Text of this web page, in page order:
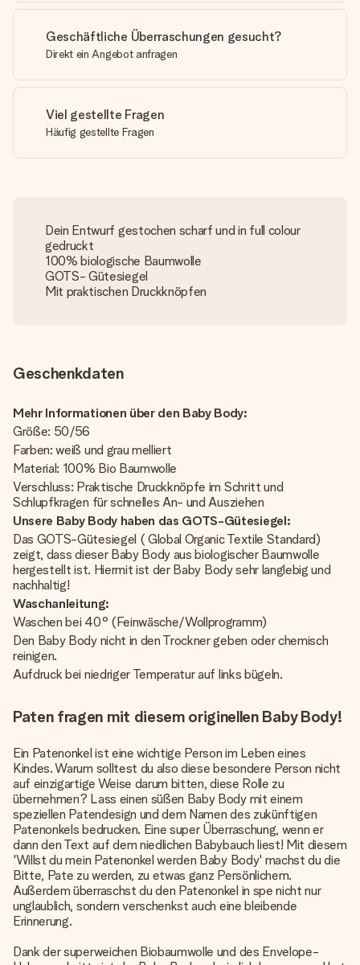
Geschäftliche Überraschungen gesucht?
Direkt ein Angebot anfragen
Viel gestellte Fragen
Häufig gestellte Fragen
Dein Entwurf gestochen scharf und in full colour
gedruckt
100% biologische Baumwolle
GOTS- Gütesiegel
Mit praktischen Druckknöpfen
Geschenkdaten
Mehr Informationen über den Baby Body:
Größe: 50/56
Farben: weiß und grau melliert
Material: 100% Bio Baumwolle
Verschluss: Praktische Druckknöpfe im Schritt und
Schlupfkragen für schnelles An- und Ausziehen
Unsere Baby Body haben das GOTS-Gütesiegel:
Das GOTS-Gütesiegel ( Global Organic Textile Standard)
zeigt, dass dieser Baby Body aus biologischer Baumwolle
hergestellt ist. Hiermit ist der Baby Body sehr langlebig und
nachhaltig!
Waschanleitung:
Waschen bei 40° (Feinwäsche/Wollprogramm)
Den Baby Body nicht in den Trockner geben oder chemisch
reinigen.
Aufdruck bei niedriger Temperatur auf links bügeln.
Paten fragen mit diesem originellen Baby Body!
Ein Patenonkel ist eine wichtige Person im Leben eines
Kindes. Warum solltest du also diese besondere Person nicht
auf einzigartige Weise darum bitten, diese Rolle zu
übernehmen? Lass einen süßen Baby Body mit einem
speziellen Patendesign und dem Namen des zukünftigen
Patenonkels bedrucken. Eine super Überraschung, wenn er
dann den Text auf dem niedlichen Babybauch liest! Mit diesem
'Willst du mein Patenonkel werden Baby Body' machst du die
Bitte, Pate zu werden, zu etwas ganz Persönlichem.
Außerdem überraschst du den Patenonkel in spe nicht nur
unglaublich, sondern verschenkst auch eine bleibende
Erinnerung.
Dank der superweichen Biobaumwolle und des Envelope-